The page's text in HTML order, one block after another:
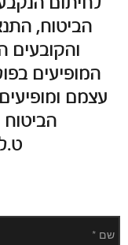
הביטוח,
והקובעים
המופיעים
עצמם